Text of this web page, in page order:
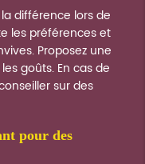
différence lors de
les préférences et
Proposez une
goûts. En cas de
sur des